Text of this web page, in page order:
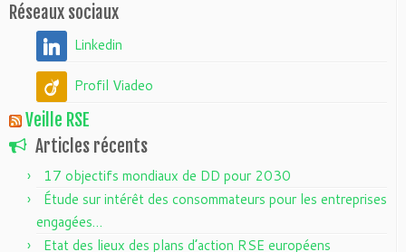
Réseaux sociaux
Linkedin
Profil Viadeo
Veille RSE
Articles récents
17 objectifs mondiaux de DD pour 2030
Étude sur intérêt des consommateurs pour les entreprises
engagées…
Etat des lieux des plans d’action RSE européens